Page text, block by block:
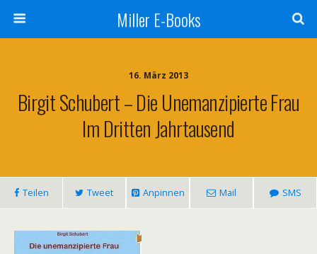
Miller E-Books
16. März 2013
Birgit Schubert – Die Unemanzipierte Frau
Im Dritten Jahrtausend
Teilen Tweet Anpinnen Mail SMS